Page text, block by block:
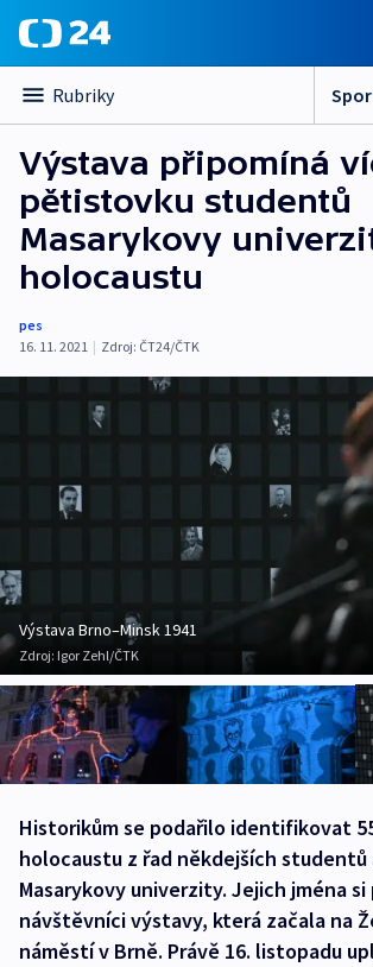
Rubriky
Výstava připomíná
pětistovku studentů
Masarykovy
holocaustu
pes
16. 11. 2021 | Zdroj: ČT24/ČTK
Výstava Brno–Minsk 1941
Zdroj: Igor Zehl/ČTK
Historikům se podařilo identifikovat
holocaustu z řad někdejších
Masarykovy univerzity. Jejich jména
návštěvníci výstavy, která začala na
náměstí v Brně. Právě 16. listopadu